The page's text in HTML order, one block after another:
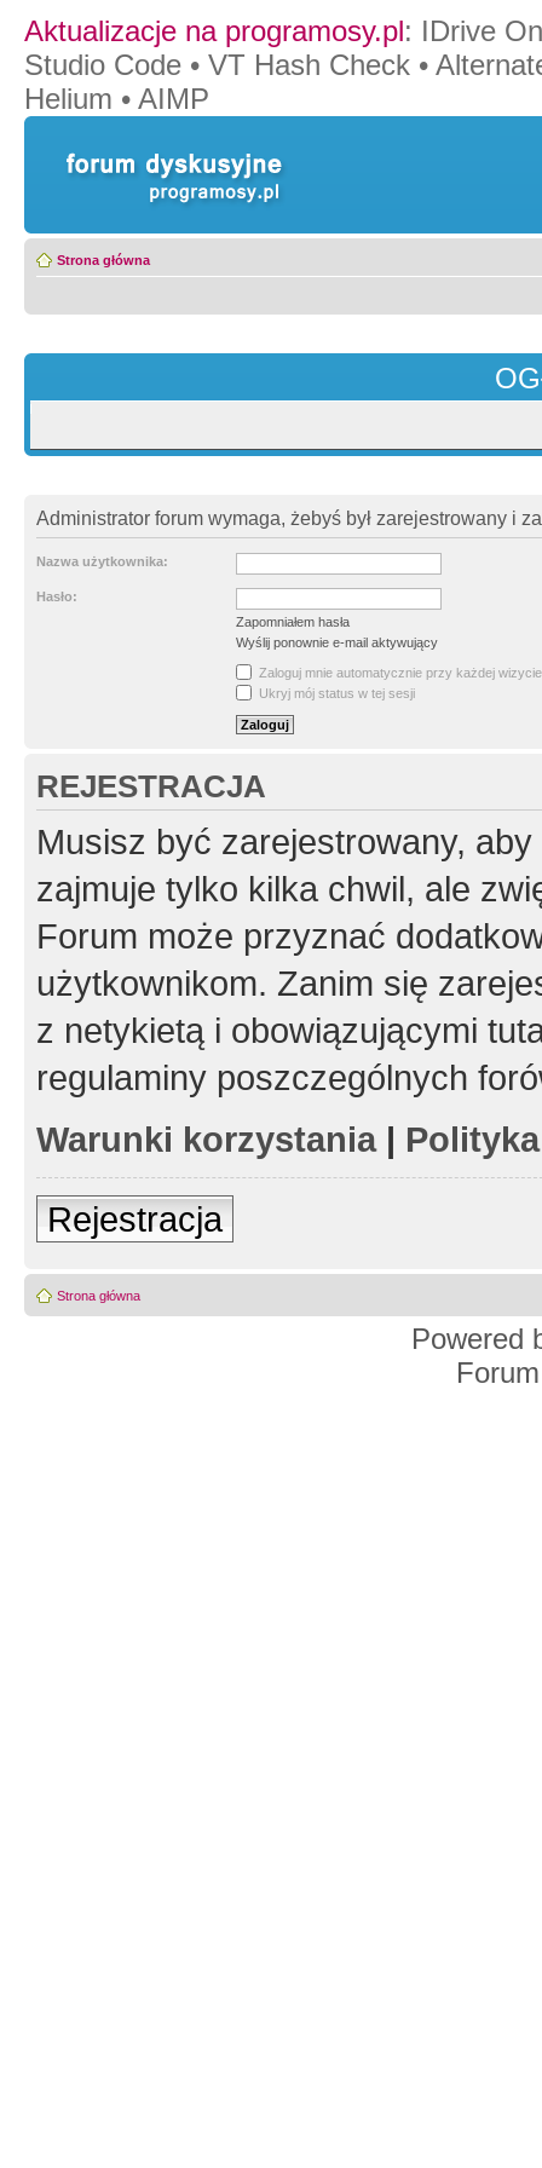
Aktualizacje na programosy.pl: IDrive
Studio Code • VT Hash Check •
Helium • AIMP
Strona główna
Administrator forum wymaga, żebyś był zarejestrowany i
Nazwa użytkownika:
Hasło:
Zapomniałem hasła
Wyślij ponownie e-mail aktywujący
Zaloguj mnie automatycznie przy każdej wizycie
Ukryj mój status w tej sesji
REJESTRACJA
Musisz być zarejestrowany,
zajmuje tylko kilka chwil, ale
Forum może przyznać
użytkownikom. Zanim się
z netykietą i obowiązującymi
regulaminy poszczególnych
Warunki korzystania|
Rejestracja
Strona główna
Powered